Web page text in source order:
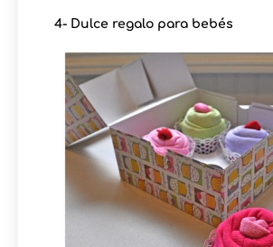
4- Dulce regalo para bebés